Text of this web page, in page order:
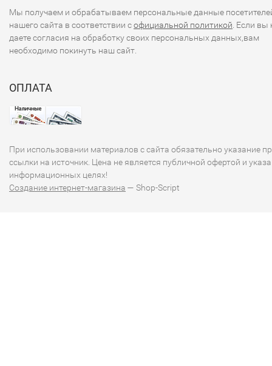
Мы получаем и обрабатываем персональные данные
нашего сайта в соответствии софициальной политикой. Если вы
даете согласия на обработку своих персональных данных,вам
необходимо покинуть наш сайт.
ОПЛАТА
При использовании материалов с сайта обязательно указание
ссылки на источник. Цена не является публичной офертой и
информационных целях!
Создание интернет-магазина — Shop-Script